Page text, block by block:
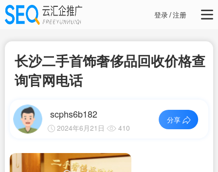
登录/注册
长沙二手首饰奢侈品回收价格查
询官网电话
scphs6b182
2024年6月21日 410
分享